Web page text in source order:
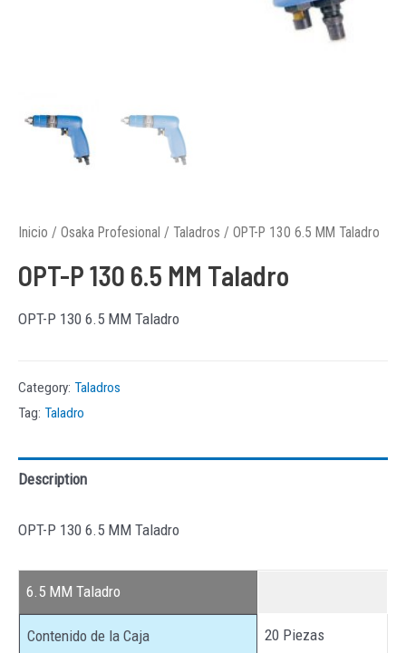
Inicio / Osaka Profesional / Taladros / OPT-P 130 6.5 MM Taladro
OPT-P 130 6.5 MM Taladro
OPT-P 130 6.5 MM Taladro
Category: Taladros
Tag: Taladro
Description
OPT-P 130 6.5 MM Taladro
6.5 MM Taladro
Contenido de la Caja 20 Piezas